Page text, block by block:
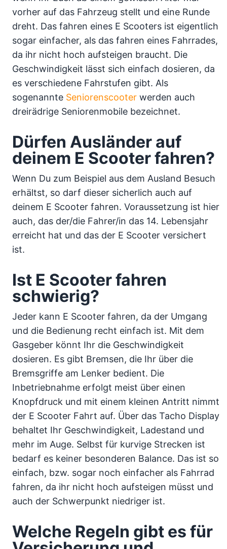
vorher auf das Fahrzeug stellt und eine Runde
dreht. Das fahren eines E Scooters ist eigentlich
sogar einfacher, als das fahren eines Fahrrades,
da ihr nicht hoch aufsteigen braucht. Die
Geschwindigkeit lässt sich einfach dosieren, da
es verschiedene Fahrstufen gibt. Als
sogenannte Seniorenscooter werden auch
dreirädrige Seniorenmobile bezeichnet.
Dürfen Ausländer auf
deinem E Scooter fahren?
Wenn Du zum Beispiel aus dem Ausland Besuch
erhältst, so darf dieser sicherlich auch auf
deinem E Scooter fahren. Voraussetzung ist hier
auch, das der/die Fahrer/in das 14. Lebensjahr
erreicht hat und das der E Scooter versichert
ist.
Ist E Scooter fahren
schwierig?
Jeder kann E Scooter fahren, da der Umgang
und die Bedienung recht einfach ist. Mit dem
Gasgeber könnt Ihr die Geschwindigkeit
dosieren. Es gibt Bremsen, die Ihr über die
Bremsgriffe am Lenker bedient. Die
Inbetriebnahme erfolgt meist über einen
Knopfdruck und mit einem kleinen Antritt nimmt
der E Scooter Fahrt auf. Über das Tacho Display
behaltet Ihr Geschwindigkeit, Ladestand und
mehr im Auge. Selbst für kurvige Strecken ist
bedarf es keiner besonderen Balance. Das ist so
einfach, bzw. sogar noch einfacher als Fahrrad
fahren, da ihr nicht hoch aufsteigen müsst und
auch der Schwerpunkt niedriger ist.
Welche Regeln gibt es für